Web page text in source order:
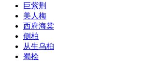
巨紫荆
美人梅
西府海棠
侧柏
从生乌桕
蜀桧